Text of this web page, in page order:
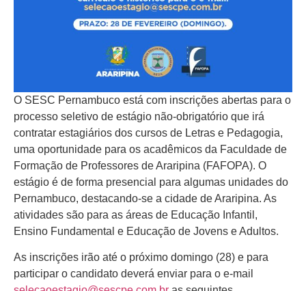
O SESC Pernambuco está com inscrições abertas para o
processo seletivo de estágio não-obrigatório que irá
contratar estagiários dos cursos de Letras e Pedagogia,
uma oportunidade para os acadêmicos da Faculdade de
Formação de Professores de Araripina (FAFOPA). O
estágio é de forma presencial para algumas unidades do
Pernambuco, destacando-se a cidade de Araripina. As
atividades são para as áreas de Educação Infantil,
Ensino Fundamental e Educação de Jovens e Adultos.
As inscrições irão até o próximo domingo (28) e para
participar o candidato deverá enviar para o e-mail